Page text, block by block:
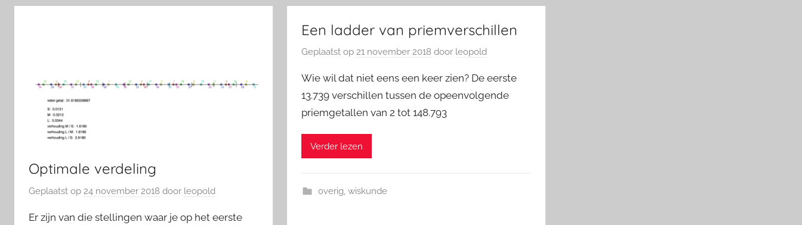
Optimale verdeling
Geplaatst op 24 november 2018 door leopold
Er zijn van die stellingen waar je op het eerste
Een ladder van priemverschillen
Geplaatst op21 november 2018 door leopold
Wie wil dat niet eens een keer zien? De eerste
13.739 verschillen tussen de opeenvolgende
priemgetallen van 2 tot 148.793
Verder lezen
overig, wiskunde